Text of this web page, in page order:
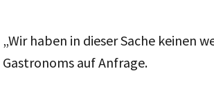
„Wir haben in dieser Sache keinen
Gastronoms auf Anfrage.